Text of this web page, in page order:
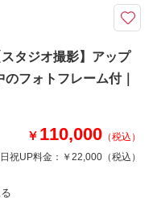
タジオ撮影】アップ
フォトフレーム付｜
￥ 110,000 （税込）
祝UP料金： ￥22,000 （税込）